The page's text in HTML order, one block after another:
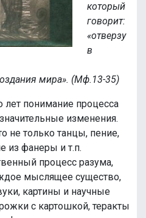
который
говорит:
«отверзу
в
мира». (Мф.13-35)
лет понимание процесса
изменения.
не только танцы, пение,
из фанеры и т.п.
процесс разума,
мыслящее существо,
картины и научные
с картошкой, теракты